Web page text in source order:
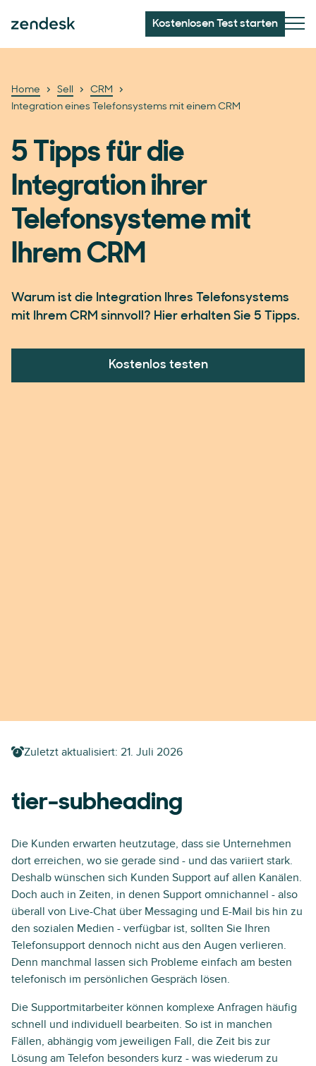
Kostenlosen Test starten
Home Sell
CRM
Integration eines Telefonsystems mit einem CRM
5 Tipps für die
Integration ihrer
Telefonsysteme mit
Ihrem CRM
Warum ist die Integration Ihres Telefonsystems
mit Ihrem CRM sinnvoll? Hier erhalten Sie 5 Tipps.
Kostenlos testen
Zuletzt aktualisiert: 21. Juli 2026
tier-subheading
Die Kunden erwarten heutzutage, dass sie Unternehmen
dort erreichen, wo sie gerade sind - und das variiert stark.
Deshalb wünschen sich Kunden Support auf allen Kanälen.
Doch auch in Zeiten, in denen Support omnichannel - also
überall von Live-Chat über Messaging und E-Mail bis hin zu
den sozialen Medien - verfügbar ist, sollten Sie Ihren
Telefonsupport dennoch nicht aus den Augen verlieren.
Denn manchmal lassen sich Probleme einfach am besten
telefonisch im persönlichen Gespräch lösen.
Die Supportmitarbeiter können komplexe Anfragen häufig
schnell und individuell bearbeiten. So ist in manchen
Fällen, abhängig vom jeweiligen Fall, die Zeit bis zur
Lösung am Telefon besonders kurz - was wiederum zu